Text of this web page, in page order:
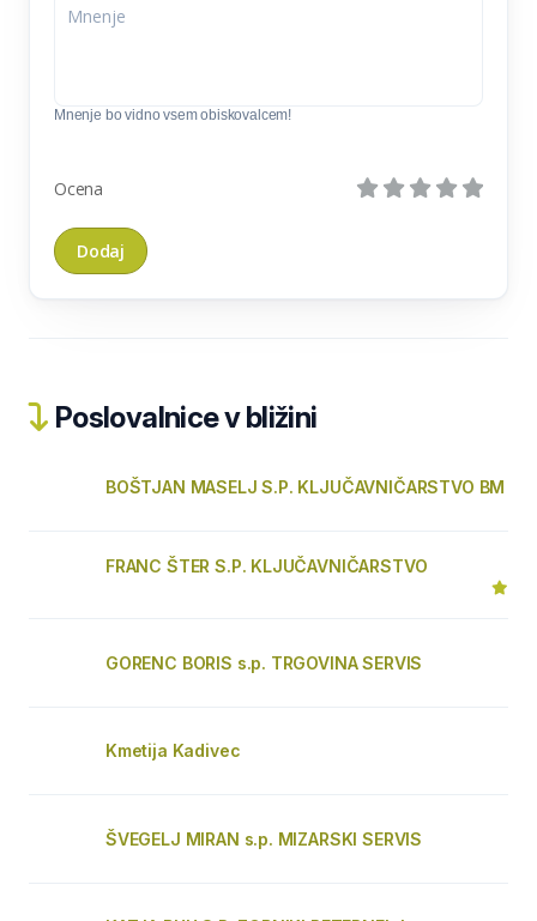
Mnenje bo vidno vsem obiskovalcem!
Ocena
Poslovalnice v bližini
BOŠTJAN MASELJ S.P. KLJUČAVNIČARSTVO BM
FRANC ŠTER S.P. KLJUČAVNIČARSTVO
GORENC BORIS s.p. TRGOVINA SERVIS
Kmetija Kadivec
ŠVEGELJ MIRAN s.p. MIZARSKI SERVIS